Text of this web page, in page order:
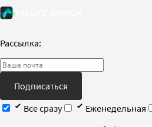
Рассылка:
Подписаться
Все сразу
Еженедельная